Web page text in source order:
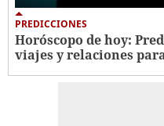
PREDICCIONES
Horóscopo de hoy:
viajes y relaciones